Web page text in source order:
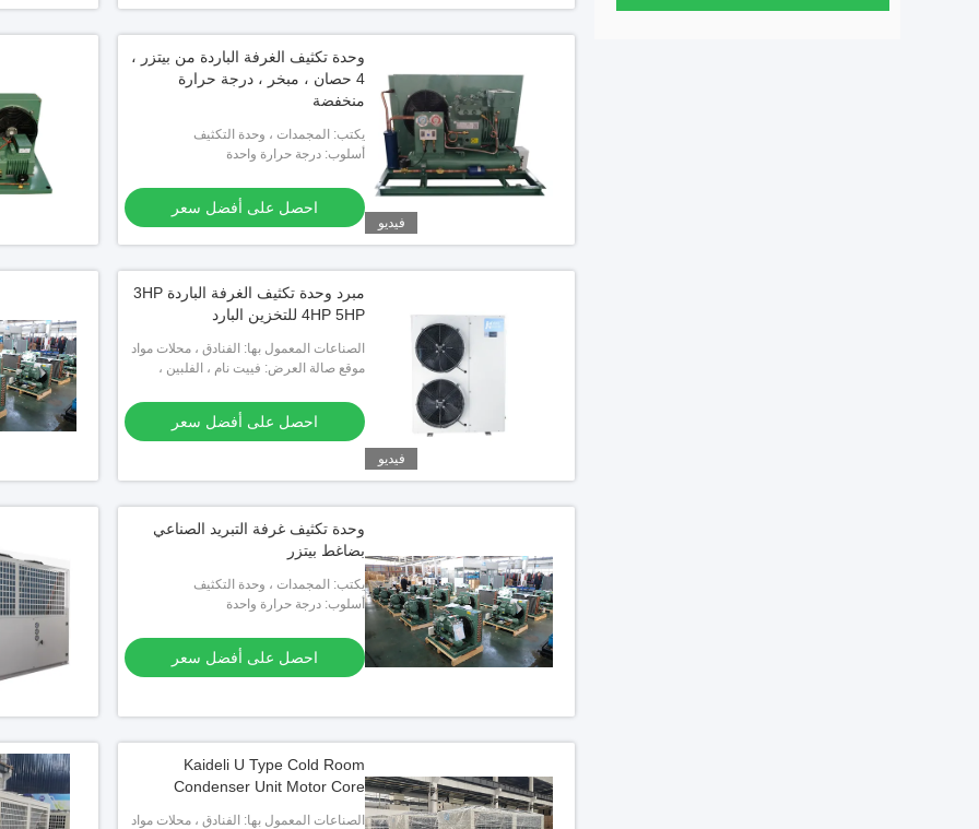
فيديو
وحدة تكثيف الغرفة الباردة من بيتزر ،
4 حصان ، مبخر ، درجة حرارة
منخفضة
يكتب: المجمدات ، وحدة التكثيف
أسلوب: درجة حرارة واحدة
احصل على أفضل سعر
فيديو
مبرد وحدة تكثيف الغرفة الباردة 3HP
4HP 5HP للتخزين البارد
الصناعات المعمول بها: الفنادق ، محلات مواد
البناء ، محلات تصليح الآلات ، مصانع الأغذية
موقع صالة العرض: فييت نام ، الفلبين ،
أوزبكستان ، طاجيكستان
احصل على أفضل سعر
وحدة تكثيف غرفة التبريد الصناعي
بضاغط بيتزر
يكتب: المجمدات ، وحدة التكثيف
أسلوب: درجة حرارة واحدة
احصل على أفضل سعر
Kaideli U Type Cold Room
Condenser Unit Motor Core
الصناعات المعمول بها: الفنادق ، محلات مواد